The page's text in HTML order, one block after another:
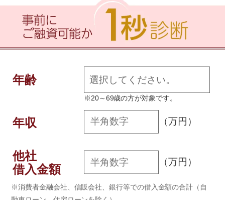
年齢
※20～69歳の方が対象です。
年収 （万円）
他社
借入金額
（万円）
※消費者金融会社、信販会社、銀行等での借入金額の合計（自